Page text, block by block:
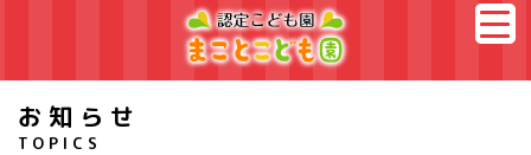
お知らせ
TOPICS